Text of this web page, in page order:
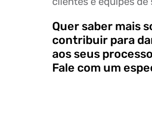
Quer saber mais
contribuir para
aos seus
Fale com um